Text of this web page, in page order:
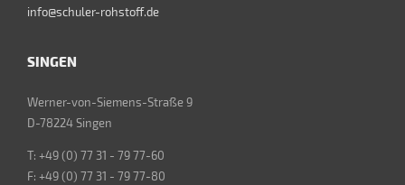
info@schuler-rohstoff.de
SINGEN
Werner-von-Siemens-Straße 9
D-78224 Singen
T: +49 (0) 77 31 - 79 77-60
F: +49 (0) 77 31 - 79 77-80